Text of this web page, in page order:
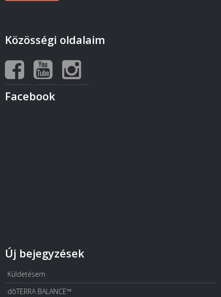
Közösségi oldalaim
Facebook
Új bejegyzések
Küldetésem
dōTERRA BALANCE™